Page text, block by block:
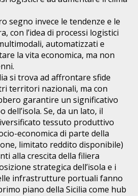
segno invece le tendenze e le
con l’idea di processi logistici
automatizzati e
la vita economica, ma non
si trova ad affrontare sfide
territori nazionali, ma con
garantire un significativo
Se, da un lato, il
tessuto produttivo
economica di parte della
limitato reddito disponibile)
alla crescita della filiera
strategica dell’isola e i
infrastrutture portuali fanno
piano della Sicilia come hub